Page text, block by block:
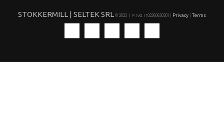
STOKKERMILL | SELTEK SRL© 2023 | P. Iva. IT02360630301 | Privacy Terms